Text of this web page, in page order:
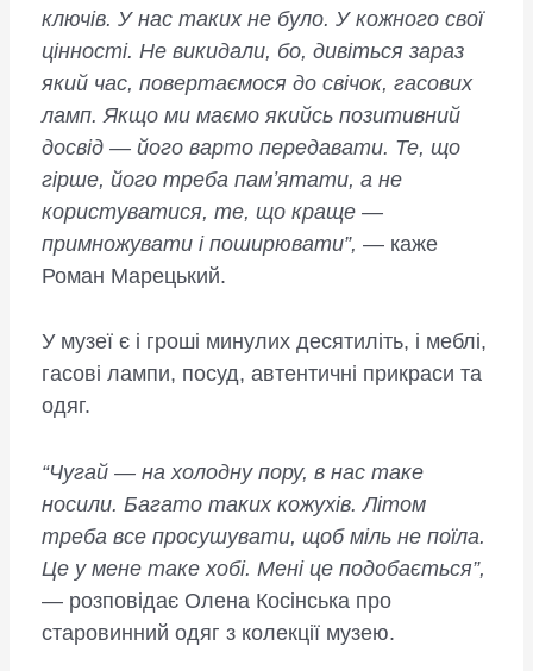
ключів. У нас таких не було. У кожного свої
цінності. Не викидали, бо, дивіться зараз
який час, повертаємося до свічок, гасових
ламп. Якщо ми маємо якийсь позитивний
досвід — його варто передавати. Те, що
гірше, його треба памʼятати, а не
користуватися, те, що краще —
примножувати і поширювати”, — каже
Роман Марецький.
У музеї є і гроші минулих десятиліть, і меблі,
гасові лампи, посуд, автентичні прикраси та
одяг.
“Чугай — на холодну пору, в нас таке
носили. Багато таких кожухів. Літом
треба все просушувати, щоб міль не поїла.
Це у мене таке хобі. Мені це подобається”,
— розповідає Олена Косінська про
старовинний одяг з колекції музею.